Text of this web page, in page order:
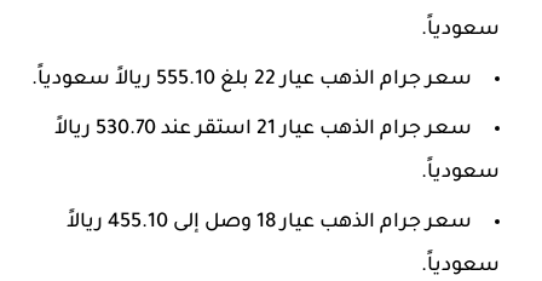
سعودياً.
سعر جرام الذهب عيار 22 بلغ 555.10 ريالاً سعودياً.
سعر جرام الذهب عيار 21 استقر عند
530.70 ريالاً
سعودياً.
سعر جرام الذهب عيار 18 وصل إلى
455.10 ريالاً
سعودياً.